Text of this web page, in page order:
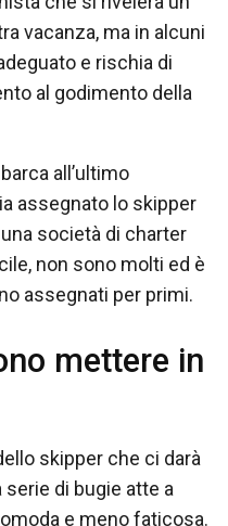
vacanza, ma in alcuni
e rischia di
al godimento della
all’ultimo
assegnato lo skipper
società di charter
non sono molti ed è
assegnati per primi.
mettere in
skipper che ci darà
di bugie atte a
e meno faticosa.